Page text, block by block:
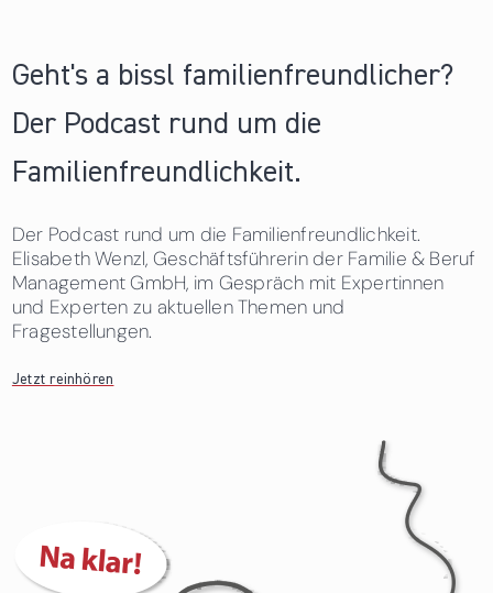
Geht's a bissl familienfreundlicher?
Der Podcast rund um die
Familienfreundlichkeit.
Der Podcast rund um die Familienfreundlichkeit.
Elisabeth Wenzl, Geschäftsführerin der Familie & Beruf
Management GmbH, im Gespräch mit Expertinnen
und Experten zu aktuellen Themen und
Fragestellungen.
Jetzt reinhören